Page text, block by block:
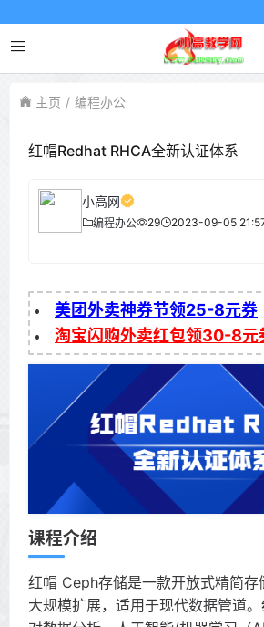
主页 编程办公
红帽Redhat RHCA全新认证体系
小高网
编程办公 29 2023-09-05
美团外卖神券节领25-8元券
淘宝闪购外卖红包领30-8元
课程介绍
红帽 Ceph存储是一款开放式精简存
大规模扩展，适用于现代数据管道